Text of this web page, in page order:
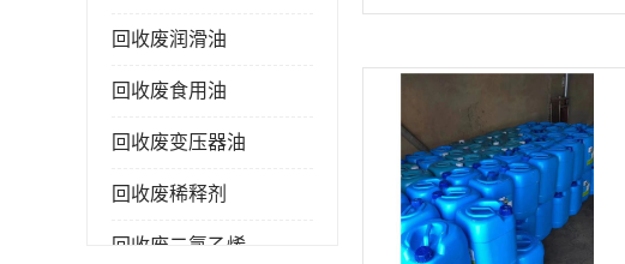
回收废润滑油
回收废食用油
回收废变压器油
回收废稀释剂
回收废二氯乙烯